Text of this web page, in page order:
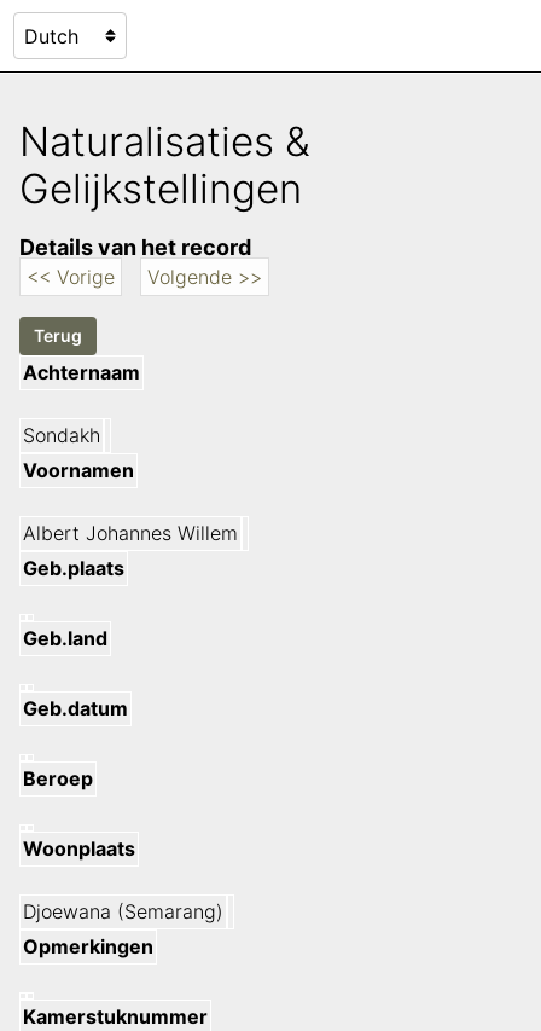
Naturalisaties &
Gelijkstellingen
Details van het record
<< Vorige Volgende >>
Achternaam
Sondakh
Voornamen
Albert Johannes Willem
Geb.plaats
Geb.land
Geb.datum
Beroep
Woonplaats
Djoewana (Semarang)
Opmerkingen
Kamerstuknummer